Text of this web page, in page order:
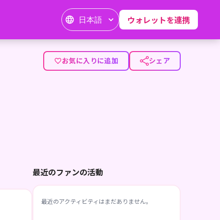
日本語 ウォレットを連携
申します！成り行きで始めた活動がかれこれ4年目
お気に入りに追加 シェア
最近のファンの活動
最近のアクティビティはまだありません。